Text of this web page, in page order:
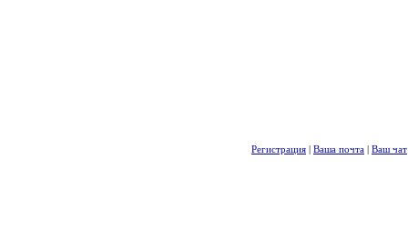
Регистрация | Ваша почта | Ваш чат